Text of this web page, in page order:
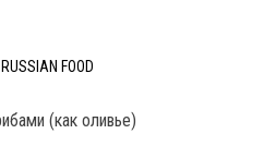
RUSSIAN FOOD